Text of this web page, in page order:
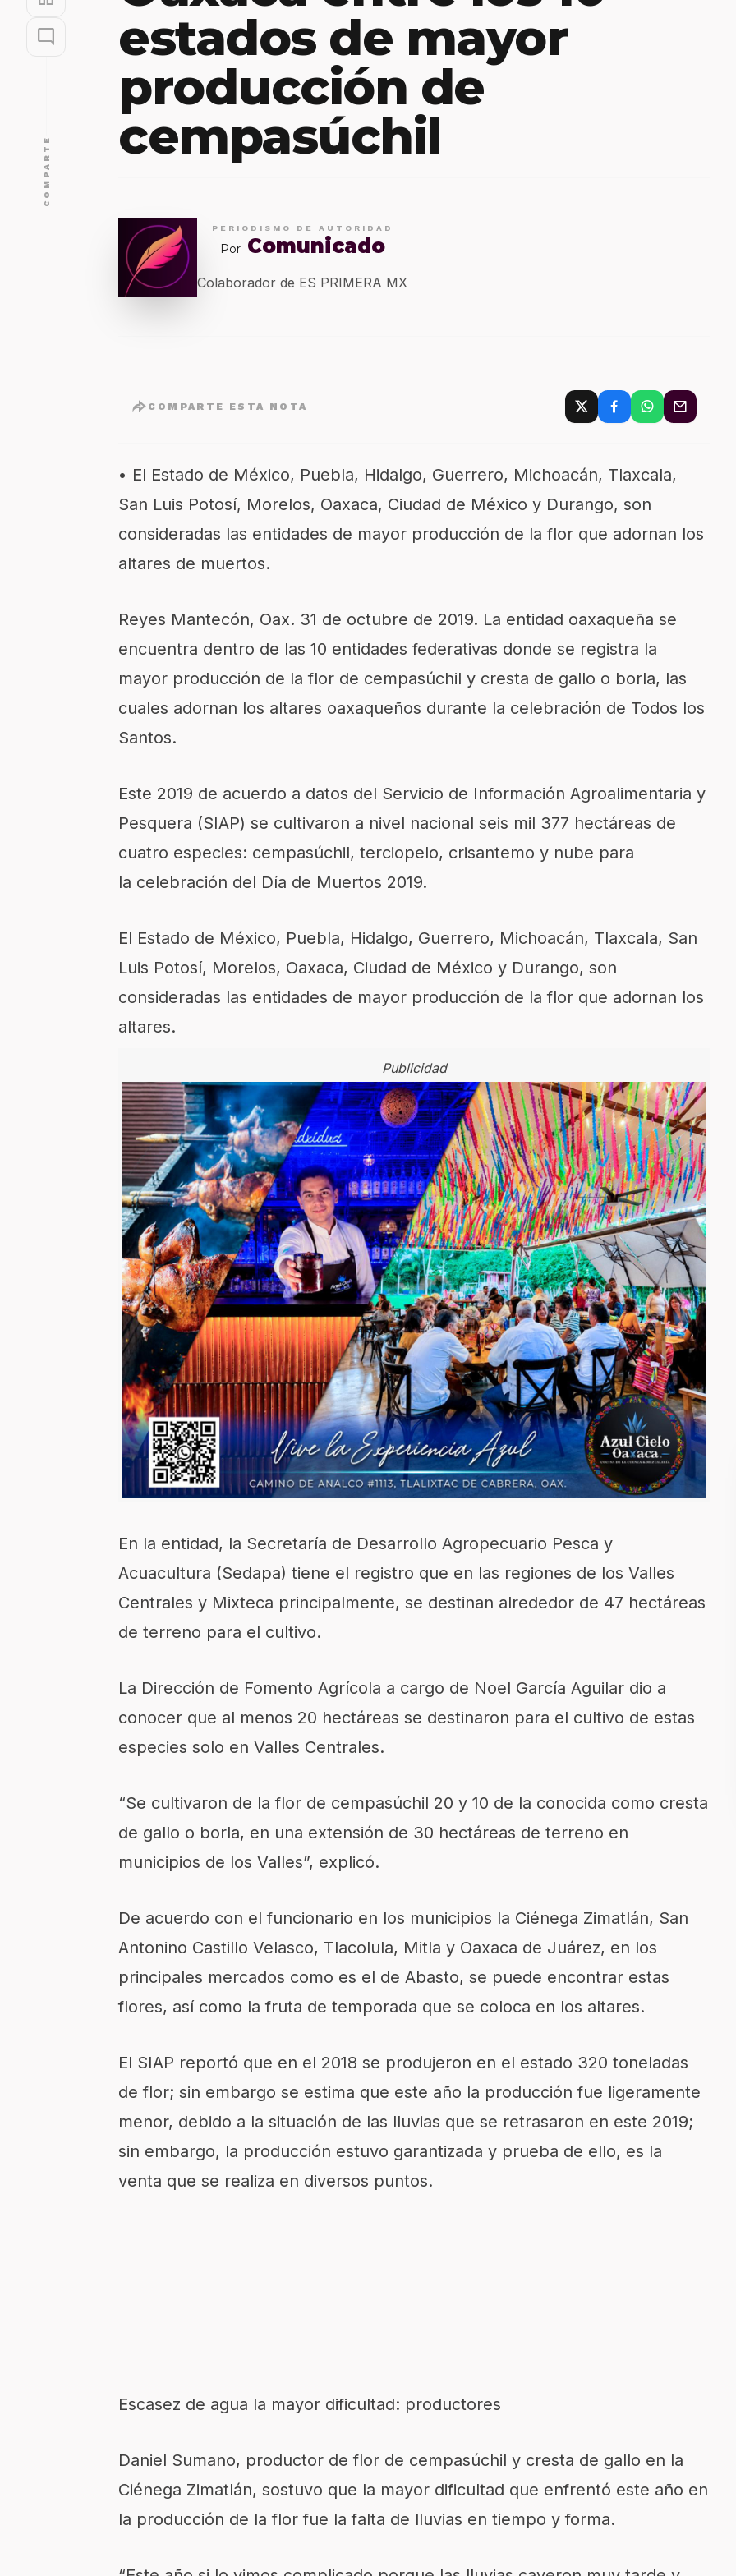
mode_comment
COMPARTE
estados de mayor
producción de
cempasúchil
PERIODISMO DE AUTORIDAD
Por Comunicado
Colaborador de ES PRIMERA MX
COMPARTE ESTA NOTA
• El Estado de México, Puebla, Hidalgo, Guerrero, Michoacán, Tlaxcala,
San Luis Potosí, Morelos, Oaxaca, Ciudad de México y Durango, son
consideradas las entidades de mayor producción de la flor que adornan los
altares de muertos.
Reyes Mantecón, Oax. 31 de octubre de 2019. La entidad oaxaqueña se
encuentra dentro de las 10 entidades federativas donde se registra la
mayor producción de la flor de cempasúchil y cresta de gallo o borla, las
cuales adornan los altares oaxaqueños durante la celebración de Todos los
Santos.
Este 2019 de acuerdo a datos del Servicio de Información Agroalimentaria y
Pesquera (SIAP) se cultivaron a nivel nacional seis mil 377 hectáreas de
cuatro especies: cempasúchil, terciopelo, crisantemo y nube para
la celebración del Día de Muertos 2019.
El Estado de México, Puebla, Hidalgo, Guerrero, Michoacán, Tlaxcala, San
Luis Potosí, Morelos, Oaxaca, Ciudad de México y Durango, son
consideradas las entidades de mayor producción de la flor que adornan los
altares.
Publicidad
En la entidad, la Secretaría de Desarrollo Agropecuario Pesca y
Acuacultura (Sedapa) tiene el registro que en las regiones de los Valles
Centrales y Mixteca principalmente, se destinan alrededor de 47 hectáreas
de terreno para el cultivo.
La Dirección de Fomento Agrícola a cargo de Noel García Aguilar dio a
conocer que al menos 20 hectáreas se destinaron para el cultivo de estas
especies solo en Valles Centrales.
“Se cultivaron de la flor de cempasúchil 20 y 10 de la conocida como cresta
de gallo o borla, en una extensión de 30 hectáreas de terreno en
municipios de los Valles”, explicó.
De acuerdo con el funcionario en los municipios la Ciénega Zimatlán, San
Antonino Castillo Velasco, Tlacolula, Mitla y Oaxaca de Juárez, en los
principales mercados como es el de Abasto, se puede encontrar estas
flores, así como la fruta de temporada que se coloca en los altares.
El SIAP reportó que en el 2018 se produjeron en el estado 320 toneladas
de flor; sin embargo se estima que este año la producción fue ligeramente
menor, debido a la situación de las lluvias que se retrasaron en este 2019;
sin embargo, la producción estuvo garantizada y prueba de ello, es la
venta que se realiza en diversos puntos.
Escasez de agua la mayor dificultad: productores
Daniel Sumano, productor de flor de cempasúchil y cresta de gallo en la
Ciénega Zimatlán, sostuvo que la mayor dificultad que enfrentó este año en
la producción de la florfue la falta de lluvias en tiempo y forma.